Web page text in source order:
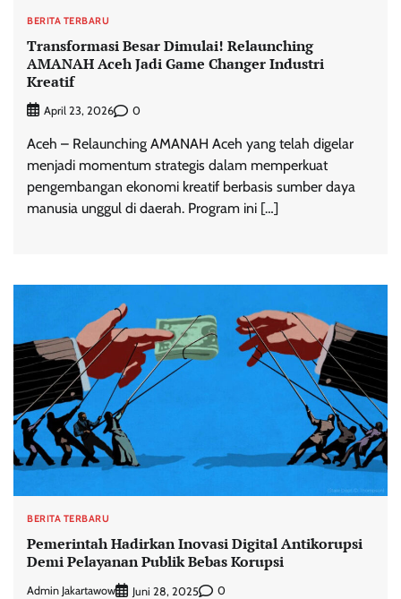
BERITA TERBARU
Transformasi Besar Dimulai! Relaunching
AMANAH Aceh Jadi Game Changer Industri
Kreatif
April 23, 2026 0
Aceh – Relaunching AMANAH Aceh yang telah digelar
menjadi momentum strategis dalam memperkuat
pengembangan ekonomi kreatif berbasis sumber daya
manusia unggul di daerah. Program ini […]
BERITA TERBARU
Pemerintah Hadirkan Inovasi Digital Antikorupsi
Demi Pelayanan Publik Bebas Korupsi
Admin Jakartawow Juni 28, 2025 0